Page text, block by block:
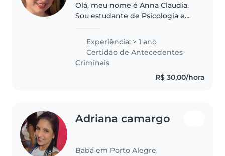
Olá, meu nome é Anna Claudia.
Sou estudante de Psicologia e
cuidado infantil, a partir da
minha formação acadêmica e
vivência familiar, consigo me
Experiência: > 1 ano
Certidão de Antecedentes
Criminais
R$ 30,00/hora
Adriana camargo
Babá em Porto Alegre